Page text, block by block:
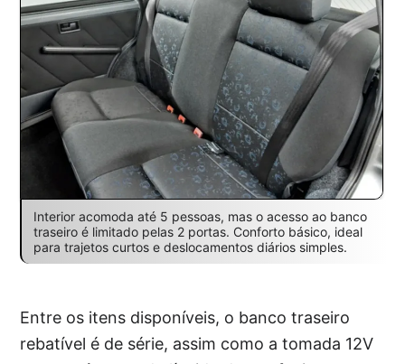
Interior acomoda até 5 pessoas, mas o acesso ao banco
traseiro é limitado pelas 2 portas. Conforto básico, ideal
para trajetos curtos e deslocamentos diários simples.
Entre os itens disponíveis, o banco traseiro
rebatível é de série, assim como a tomada 12V